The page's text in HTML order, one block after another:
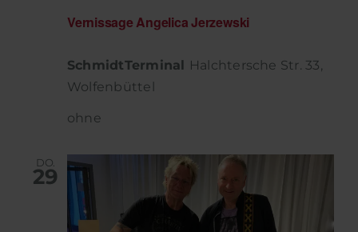
Vernissage Angelica Jerzewski
SchmidtTerminal
Halchtersche Str. 33,
Wolfenbüttel
ohne
DO.
29